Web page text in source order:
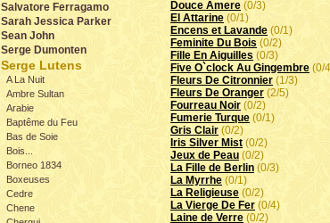
Douce Amere (0/3)
El Attarine (0/1)
Encens et Lavande (0/1)
Feminite Du Bois (0/2)
Fille En Aiguilles (0/3)
Five O`clock Au Gingembre (0/
Fleurs De Citronnier (1/3)
Fleurs De Oranger (2/5)
Fourreau Noir (0/2)
Fumerie Turque (0/1)
Gris Clair (0/2)
Iris Silver Mist (0/2)
Jeux de Peau (0/2)
La Fille de Berlin (0/3)
La Myrrhe (0/1)
La Religieuse (0/2)
La Vierge De Fer (0/4)
Laine de Verre (0/2)
Salvatore Ferragamo
Sarah Jessica Parker
Sean John
Serge Dumonten
Serge Lutens
A La Nuit
Ambre Sultan
Arabie
Baptême du Feu
Bas de Soie
Bois...
Borneo 1834
Boxeuses
Cedre
Chene